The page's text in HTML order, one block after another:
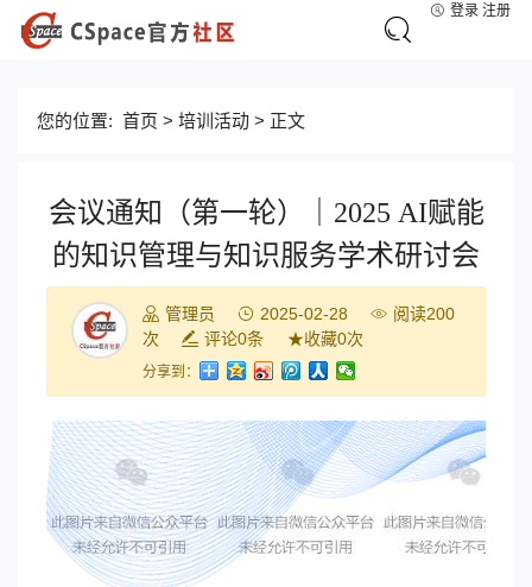
登录 注册
您的位置: 首页 > 培训活动 > 正文
会议通知（第一轮）｜2025 AI赋能
的知识管理与知识服务学术研讨会
管理员 2025-02-28 阅读200
次
评论0条 ★收藏0次
分享到：